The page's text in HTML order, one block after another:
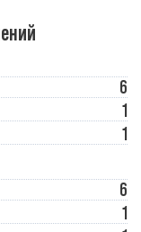
6
1
1
6
1